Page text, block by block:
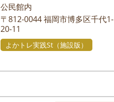
公民館内
〒812-0044 福岡市博多区千代1-
20-11
よかトレ実践St（施設版）